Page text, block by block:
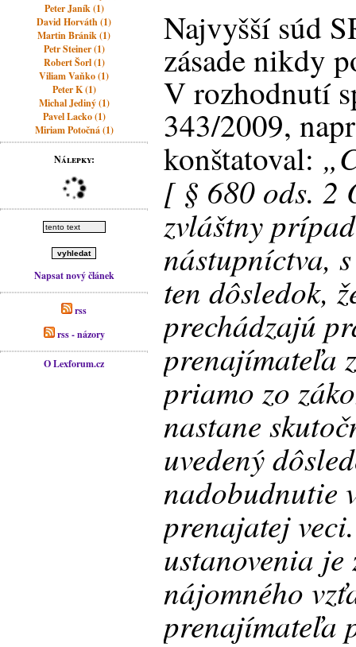
Peter Janík (1)
David Horváth (1)
Martin Bránik (1)
Petr Steiner (1)
Robert Šorl (1)
Viliam Vaňko (1)
Peter K (1)
Michal Jediný (1)
Pavel Lacko (1)
Miriam Potočná (1)
Nálepky:
Napsat nový článek
rss
rss - názory
O Lexforum.cz
Najvyšší súd
zásade nikdy
V rozhodnutí
343/2009,
konštatoval:
[ § 680 ods. 2
zvláštny
nástupníctva,
ten dôsledok,
prechádzajú
prenajímateľa
priamo zo
nastane
uvedený
nadobudnutie
prenajatej
ustanovenia
nájomného
prenajímateľa